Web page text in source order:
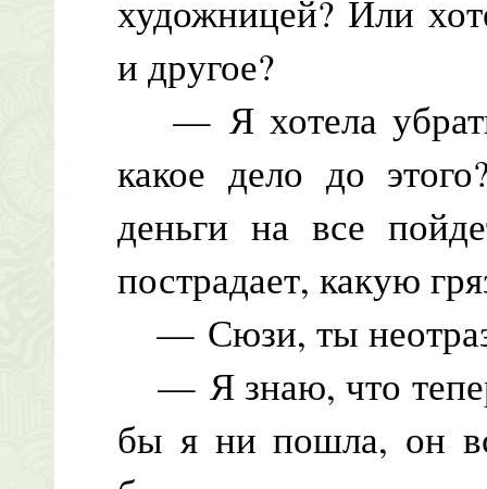
художницей? Или
и другое?
— Я хотела
какое дело до
деньги на все
пострадает, какую
— Сюзи, ты
— Я знаю, что
бы я ни пошла, он